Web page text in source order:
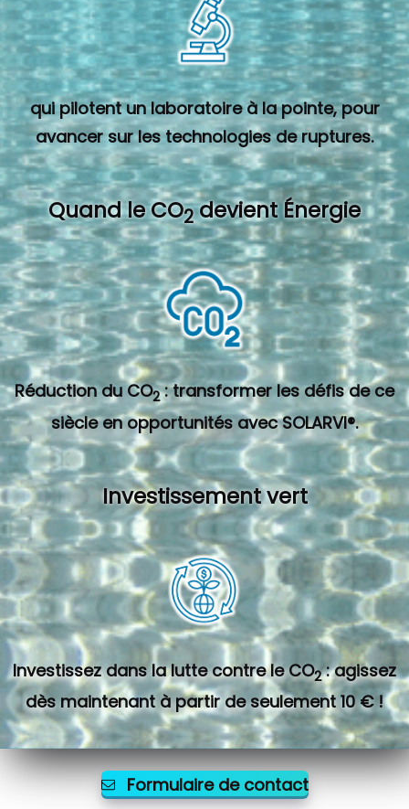
qui pilotent un laboratoire à la pointe, pour
avancer sur les technologies de ruptures.
Quand le CO2devient Énergie
Réduction du CO2 : transformer les défis de ce
siècle en opportunités avec SOLARVI®.
Investissement vert
Investissez dans la lutte contre le CO2 : agissez
dès maintenant à partir de seulement 10 € !
Formulaire de contact